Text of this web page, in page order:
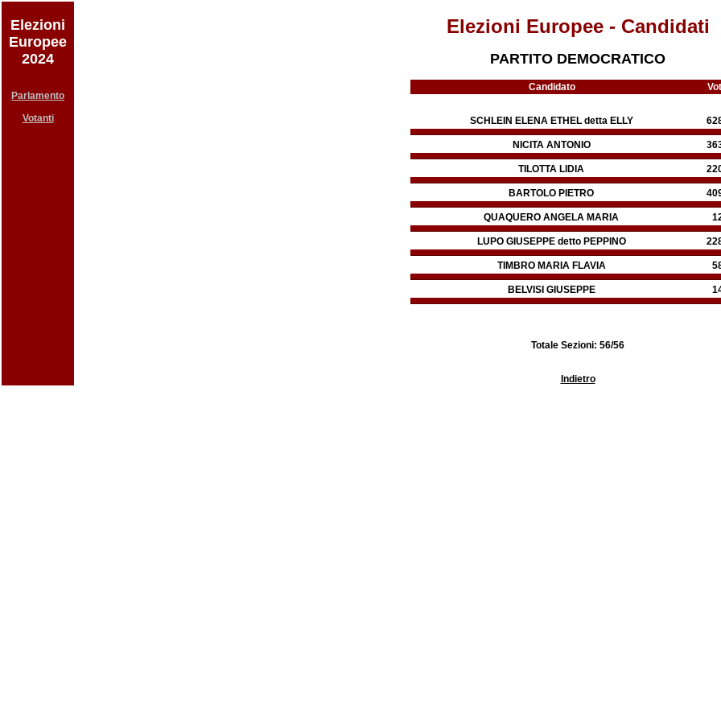
Elezioni
Europee
2024
Parlamento
Votanti
Elezioni Europee - Candidati
PARTITO DEMOCRATICO
Candidato
SCHLEIN ELENA ETHEL detta ELLY
NICITA ANTONIO
TILOTTA LIDIA
BARTOLO PIETRO
QUAQUERO ANGELA MARIA
LUPO GIUSEPPE detto PEPPINO
TIMBRO MARIA FLAVIA
BELVISI GIUSEPPE
Totale Sezioni: 56/56
Indietro